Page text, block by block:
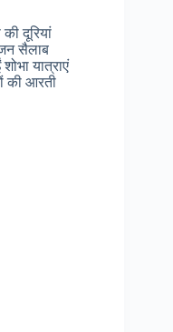
दूरियां
सैलाब
यात्राएं
की आरती